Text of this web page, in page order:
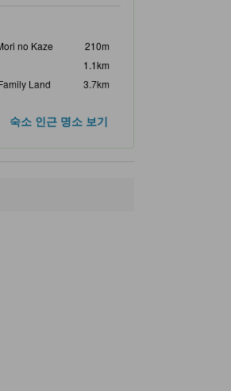
no Kaze
210m
1.1km
Land
3.7km
Museum
4.6km
숙소 인근 명소 보기